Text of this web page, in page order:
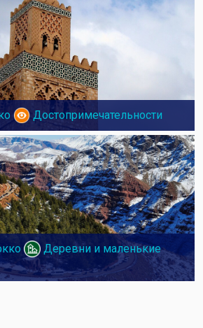
Достопримечательности
Деревни и маленькие